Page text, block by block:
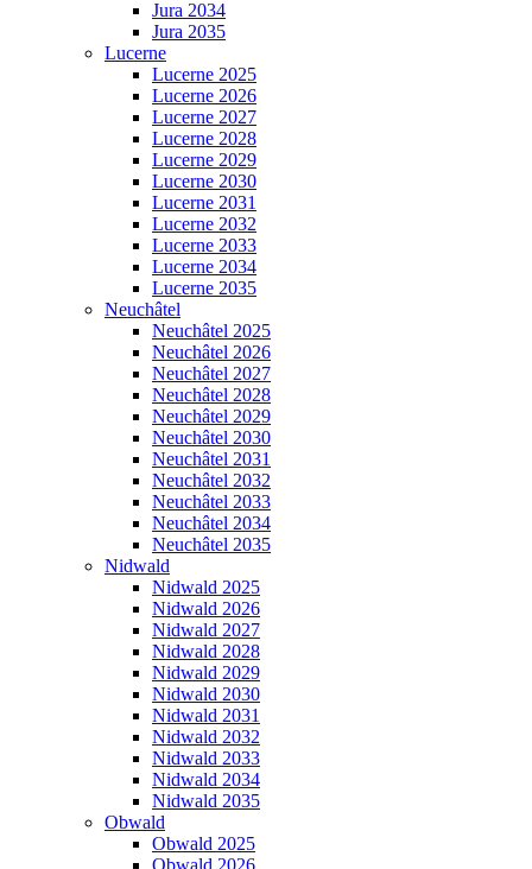
Jura 2034
Jura 2035
Lucerne
Lucerne 2025
Lucerne 2026
Lucerne 2027
Lucerne 2028
Lucerne 2029
Lucerne 2030
Lucerne 2031
Lucerne 2032
Lucerne 2033
Lucerne 2034
Lucerne 2035
Neuchâtel
Neuchâtel 2025
Neuchâtel 2026
Neuchâtel 2027
Neuchâtel 2028
Neuchâtel 2029
Neuchâtel 2030
Neuchâtel 2031
Neuchâtel 2032
Neuchâtel 2033
Neuchâtel 2034
Neuchâtel 2035
Nidwald
Nidwald 2025
Nidwald 2026
Nidwald 2027
Nidwald 2028
Nidwald 2029
Nidwald 2030
Nidwald 2031
Nidwald 2032
Nidwald 2033
Nidwald 2034
Nidwald 2035
Obwald
Obwald 2025
Obwald 2026